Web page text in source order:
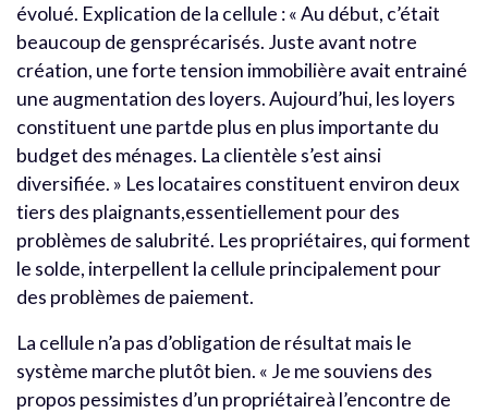
évolué. Explication de la cellule : « Au début, c’était
beaucoup de gensprécarisés. Juste avant notre
création, une forte tension immobilière avait entrainé
une augmentation des loyers. Aujourd’hui, les loyers
constituent une partde plus en plus importante du
budget des ménages. La clientèle s’est ainsi
diversifiée. » Les locataires constituent environ deux
tiers des plaignants,essentiellement pour des
problèmes de salubrité. Les propriétaires, qui forment
le solde, interpellent la cellule principalement pour
des problèmes de paiement.
La cellule n’a pas d’obligation de résultat mais le
système marche plutôt bien. « Je me souviens des
propos pessimistes d’un propriétaireà l’encontre de